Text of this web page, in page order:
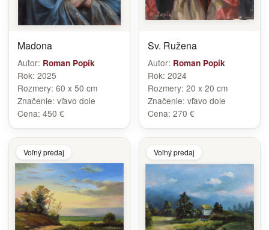
Madona
Autor: Roman Popík
Rok: 2025
Rozmery: 60 x 50 cm
Značenie: vľavo dole
Cena: 450 €
Sv. Ružena
Autor: Roman Popík
Rok: 2024
Rozmery: 20 x 20 cm
Značenie: vľavo dole
Cena: 270 €
Voľný predaj Voľný predaj